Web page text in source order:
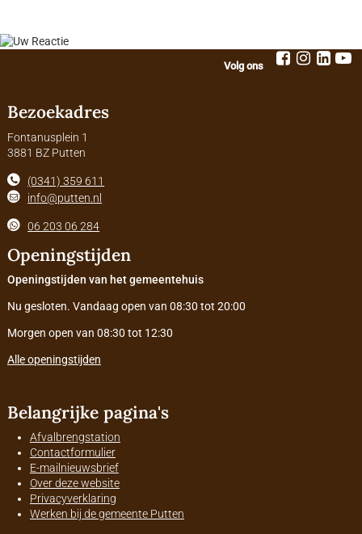
Volg ons
Bezoekadres
Fontanusplein 1
3881 BZ Putten
(0341) 359 611
info@putten.nl
06 203 06 284
Openingstijden
Openingstijden van het gemeentehuis
Nu gesloten. Vandaag open van 08:30 tot 20:00
Morgen open van 08:30 tot 12:30
Alle openingstijden
Belangrijke pagina's
Afvalbrengstation
Contactformulier
E-mailnieuwsbrief
Over deze website
Privacyverklaring
Werken bij de gemeente Putten